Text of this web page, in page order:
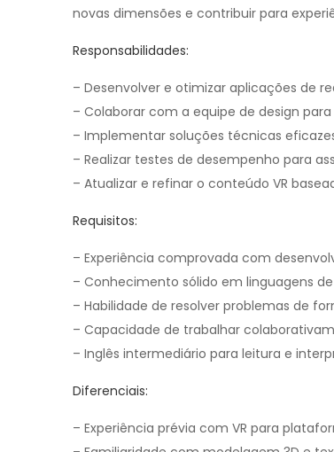
novas dimensões e contribuir para
Responsabilidades:
– Desenvolver e otimizar aplicações de
– Colaborar com a equipe de design
– Implementar soluções técnicas
– Realizar testes de desempenho para
– Atualizar e refinar o conteúdo VR
Requisitos:
– Experiência comprovada com
– Conhecimento sólido em linguagens
– Habilidade de resolver problemas de
– Capacidade de trabalhar
– Inglês intermediário para leitura e
Diferenciais:
– Experiência prévia com VR para